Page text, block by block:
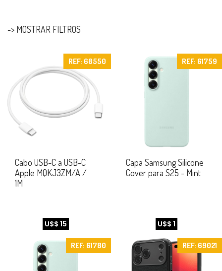
-> MOSTRAR FILTROS
REF: 68550
Cabo USB-C a USB-C
Apple MQKJ3ZM/A /
1M
U$$ 15
REF: 61759
Capa Samsung Silicone
Cover para S25 - Mint
U$$ 1
REF: 61780 REF: 69021